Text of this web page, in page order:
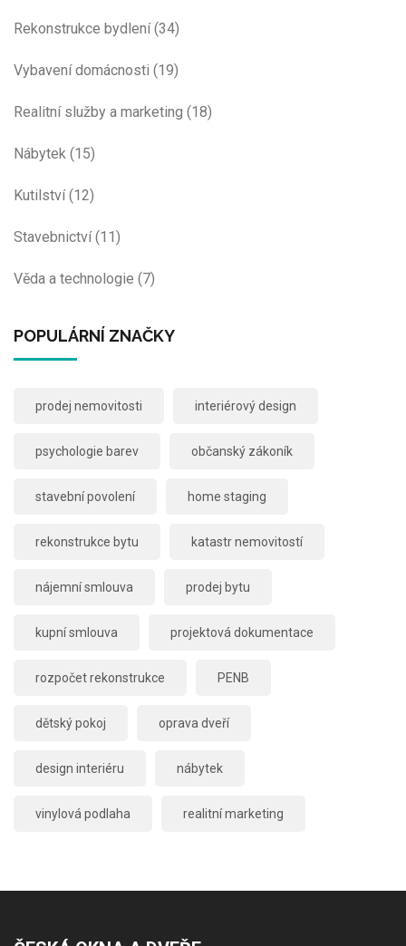
Rekonstrukce bydlení(34)
Vybavení domácnosti (19)
Realitní služby a marketing (18)
Nábytek (15)
Kutilství(12)
Stavebnictví(11)
Věda a technologie (7)
POPULÁRNÍ ZNAČKY
prodej nemovitosti interiérový design
psychologie barev občanský zákoník
stavební povolení home staging
rekonstrukce bytu katastr nemovitostí
nájemní smlouva prodej bytu
kupní smlouva projektová dokumentace
rozpočet rekonstrukce PENB
dětský pokoj oprava dveří
design interiéru nábytek
vinylová podlaha realitní marketing